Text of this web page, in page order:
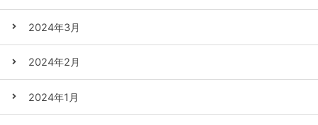
2024年3月
2024年2月
2024年1月